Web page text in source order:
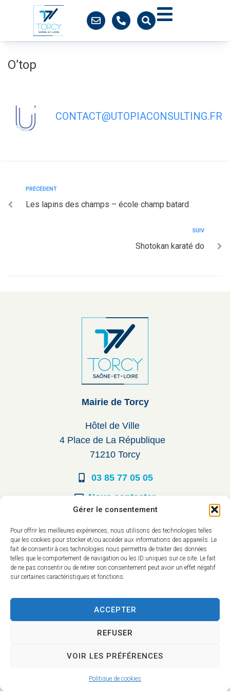
Gérer le consentement
Pour offrir les meilleures expériences, nous utilisons des technologies telles
que les cookies pour stocker et/ou accéder aux informations des appareils. Le
fait de consentir à ces technologies nous permettra de traiter des données
telles que le comportement de navigation ou les ID uniques sur ce site. Le fait
de ne pas consentir ou de retirer son consentement peut avoir un effet négatif
sur certaines caractéristiques et fonctions.
ACCEPTER
REFUSER
VOIR LES PRÉFÉRENCES
Politique de cookies
O’top
CONTACT@UTOPIACONSULTING.FR
PRÉCÉDENT
Les lapins des champs – école champ batard
SUIV
Shotokan karaté do
Mairie de Torcy
Hôtel de Ville
4 Place de La République
71210 Torcy
03 85 77 05 05
Nous contacter
Du lundi au vendredi :
8h30 à 12h00
2025 © - Propulsé par Utopia